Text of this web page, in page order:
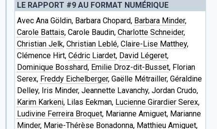
LE RAPPORT #9 AU FORMAT NUMÉRIQUE
Avec Ana Göldin, Barbara Chopard, Barbara Minder,
Carole Battais, Carole Baudin, Charlotte Schneider,
Christian Jelk, Christian Leblé, Claire-Lise Matthey,
Clémence Hirt, Cédric Liardet, David Légeret,
Dominique Bosshard, Emilie Droz-dit-Busset, Florian
Serex, Freddy Eichelberger, Gaëlle Métrailler, Géraldine
Delley, Iris Minder, Jeannette Lavanchy, Jordan Crudo,
Karim Karkeni, Lilas Eekman, Lucienne Girardier Serex,
Ludivine Ferreira Broquet, Marianne Amiguet, Marianne
Minder, Marie-Thérèse Bonadonna, Matthieu Amiguet,